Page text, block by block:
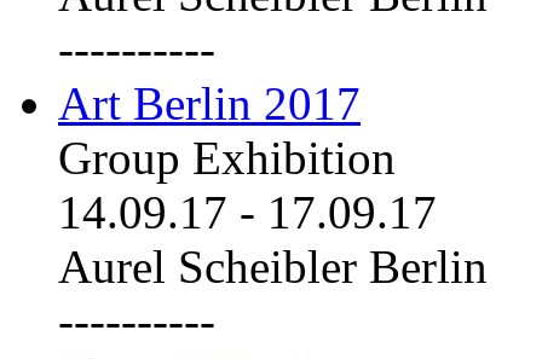
----------
Art Berlin 2017
Group Exhibition
14.09.17 - 17.09.17
Aurel Scheibler Berlin
----------